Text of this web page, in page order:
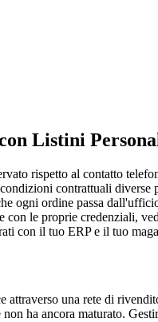
Listini
rispetto al contatto
contrattuali
ogni ordine passa
le proprie credenziali,
con il tuo ERP e il tuo
attraverso una rete di
ha ancora maturato.